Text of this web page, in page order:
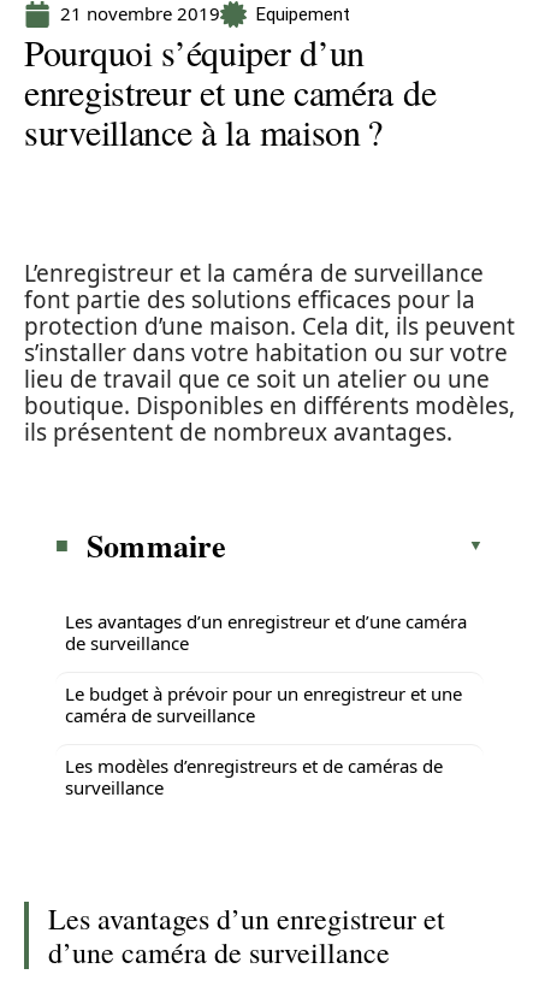
21 novembre 2019 Equipement
Pourquoi s’équiper d’un
enregistreur et une caméra de
surveillance à la maison ?
L’enregistreur et la caméra de surveillance
font partie des solutions efficaces pour la
protection d’une maison. Cela dit, ils peuvent
s’installer dans votre habitation ou sur votre
lieu de travail que ce soit un atelier ou une
boutique. Disponibles en différents modèles,
ils présentent de nombreux avantages.
Sommaire
Les avantages d’un enregistreur et d’une caméra
de surveillance
Le budget à prévoir pour un enregistreur et une
caméra de surveillance
Les modèles d’enregistreurs et de caméras de
surveillance
Les avantages d’un enregistreur et
d’une caméra de surveillance